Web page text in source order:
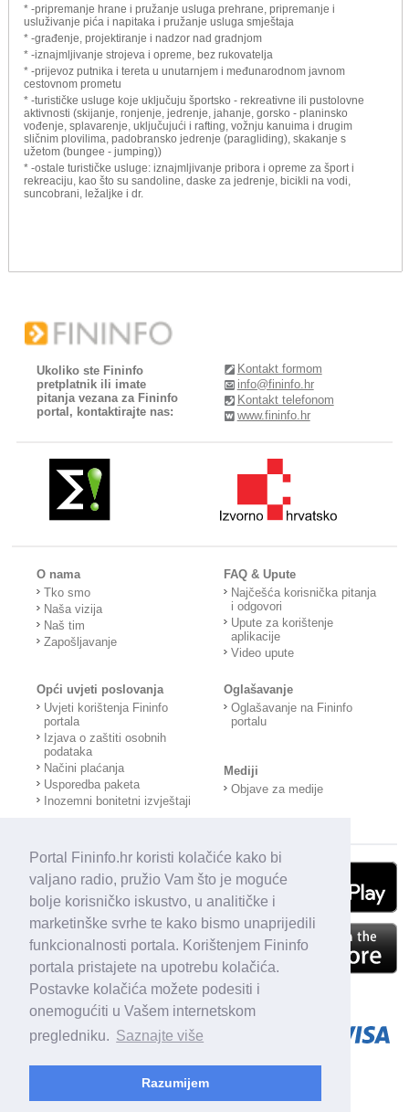
Portal Fininfo.hr koristi kolačiće kako bi
valjano radio, pružio Vam što je moguće
bolje korisničko iskustvo, u analitičke i
marketinške svrhe te kako bismo unaprijedili
funkcionalnosti portala. Korištenjem Fininfo
portala pristajete na upotrebu kolačića.
Postavke kolačića možete podesiti i
onemogućiti u Vašem internetskom
pregledniku. Saznajte više
Razumijem
* -pripremanje hrane i pružanje usluga prehrane, pripremanje i
usluživanje pića i napitaka i pružanje usluga smještaja
* -građenje, projektiranje i nadzor nad gradnjom
* -iznajmljivanje strojeva i opreme, bez rukovatelja
* -prijevoz putnika i tereta u unutarnjem i međunarodnom javnom
cestovnom prometu
* -turističke usluge koje uključuju športsko - rekreativne ili pustolovne
aktivnosti (skijanje, ronjenje, jedrenje, jahanje, gorsko - planinsko
vođenje, splavarenje, uključujući i rafting, vožnju kanuima i drugim
sličnim plovilima, padobransko jedrenje (paragliding), skakanje s
užetom (bungee - jumping))
* -ostale turističke usluge: iznajmljivanje pribora i opreme za šport i
rekreaciju, kao što su sandoline, daske za jedrenje, bicikli na vodi,
suncobrani, ležaljke i dr.
Ukoliko ste Fininfo
pretplatnik ili imate
pitanja vezana za Fininfo
portal, kontaktirajte nas:
Kontakt formom
info@fininfo.hr
Kontakt telefonom
www.fininfo.hr
O nama
Tko smo
Naša vizija
Naš tim
Zapošljavanje
FAQ & Upute
Najčešća korisnička pitanja
i odgovori
Upute za korištenje
aplikacije
Video upute
Opći uvjeti poslovanja
Uvjeti korištenja Fininfo
portala
Izjava o zaštiti osobnih
podataka
Načini plaćanja
Usporedba paketa
Inozemni bonitetni izvještaji
Oglašavanje
Oglašavanje na Fininfo
portalu
Mediji
Objave za medije